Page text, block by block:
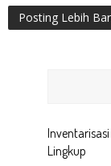
Posting Lebih
Lingkup